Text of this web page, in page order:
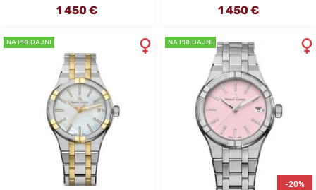
1 450 € 1 450 €
NA PREDAJNI NA PREDAJNI
-20%